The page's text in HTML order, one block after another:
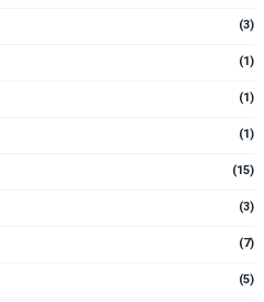
(3)
(1)
(1)
(1)
(15)
(3)
(7)
(5)